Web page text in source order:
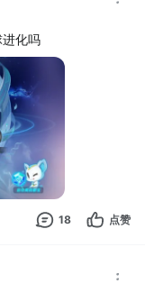
化吗
18 点赞